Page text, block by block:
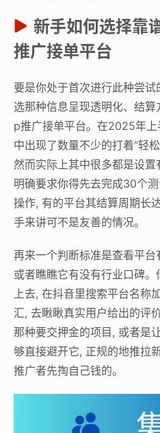
新手如何选择靠
推广接单平台
要是你处于首次进行此种尝
选那种信息呈现透明化、结
p推广接单平台。在2025年
中出现了数量不少的打着“轻
然而实际上其中很多都是设
明确要求你得先去完成30个
操作, 有的平台其结算周期长
手来讲可不是友善的情况。
再来一个判断标准是查看平
或者瞧瞧它有没有行业口碑
上去, 在抖音里搜索平台名称
汇, 去瞅瞅真实用户给出的评
那种要交押金的项目, 或者是
够直接避开它, 正规的地推拉
推广者先掏自己钱的。